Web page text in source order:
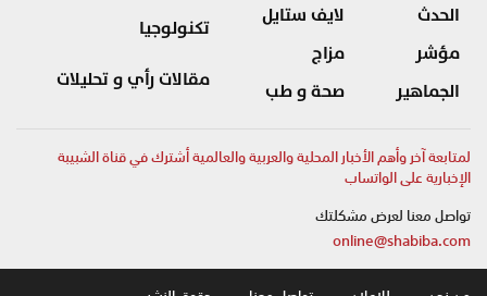
الحدث
مؤشر
الجماهير
لايف ستايل
مزاج
صحة و طب
تكنولوجيا
مقالات رأي و تحليلات
لمتابعة آخر وأهم الأخبار المحلية والعربية والعالمية أشترك في قناة الشبيبة
الإخبارية على الواتساب
تواصل معنا لعرض مشكلتك
online@shabiba.com